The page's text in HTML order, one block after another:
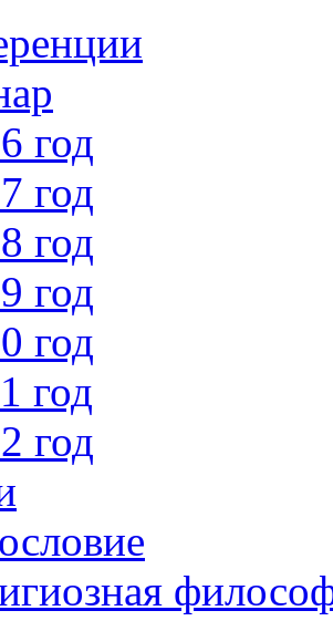
год
год
год
год
год
год
год